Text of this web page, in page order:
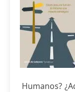
Humanos?